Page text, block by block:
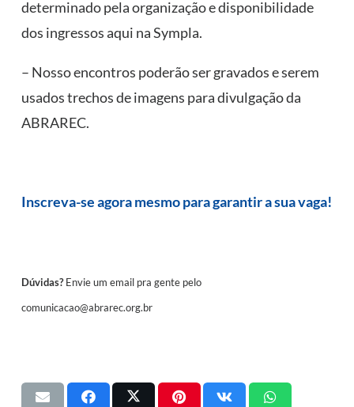
determinado pela organização e disponibilidade
dos ingressos aqui na Sympla.
– Nosso encontros poderão ser gravados e serem
usados trechos de imagens para divulgação da
ABRAREC.
Inscreva-se agora mesmo para garantir a sua vaga!
Dúvidas?Envie um email pra gente pelo
comunicacao@abrarec.org.br